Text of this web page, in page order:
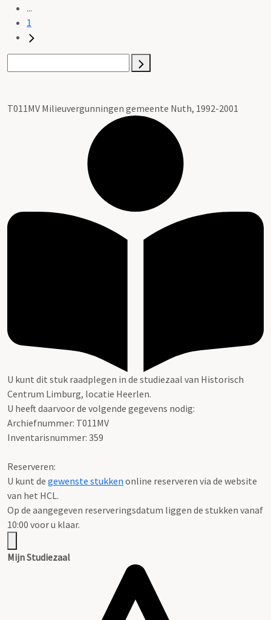
...
1
T011MV Milieuvergunningen gemeente Nuth, 1992-2001
U kunt dit stuk raadplegen in de studiezaal van Historisch
Centrum Limburg, locatie Heerlen.
U heeft daarvoor de volgende gegevens nodig:
Archiefnummer: T011MV
Inventarisnummer: 359
Reserveren:
U kunt de gewenste stukken online reserveren via de website
van het HCL.
Op de aangegeven reserveringsdatum liggen de stukken vanaf
10:00 voor u klaar.
Mijn Studiezaal